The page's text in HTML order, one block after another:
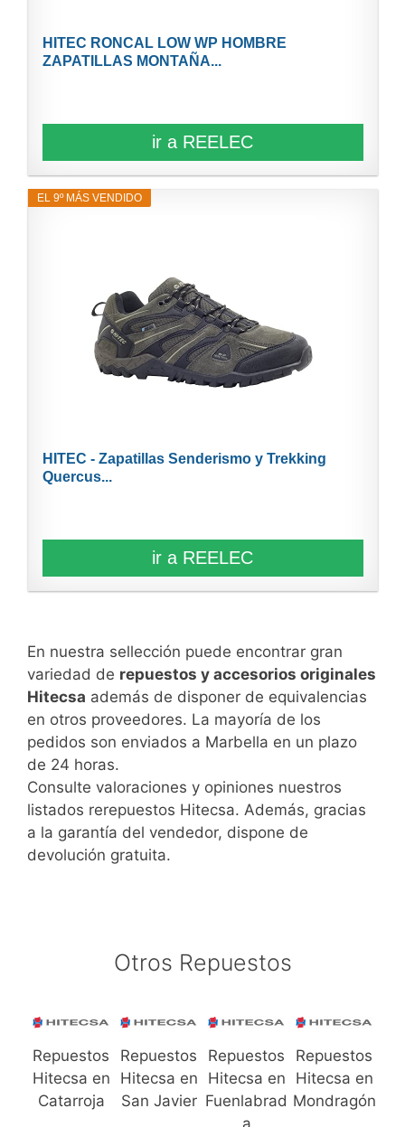
HITEC RONCAL LOW WP HOMBRE
ZAPATILLAS MONTAÑA...
ir a REELEC
EL 9º MÁS VENDIDO
HITEC - Zapatillas Senderismo y Trekking
Quercus...
ir a REELEC
En nuestra sellección puede encontrar gran
variedad de repuestos y accesorios originales
Hitecsa además de disponer de equivalencias
en otros proveedores. La mayoría de los
pedidos son enviados a Marbella en un plazo
de 24 horas.
Consulte valoraciones y opiniones nuestros
listados rerepuestos Hitecsa. Además, gracias
a la garantía del vendedor, dispone de
devolución gratuita.
Otros Repuestos
Repuestos
Hitecsa en
Catarroja
Repuestos
Hitecsa en
San Javier
Repuestos
Hitecsa en
Fuenlabrad
Repuestos
Hitecsa en
Mondragón